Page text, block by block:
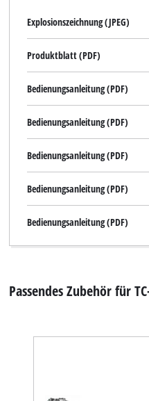
Explosionszeichnung (JPEG)
Produktblatt (PDF)
Bedienungsanleitung (PDF)
Bedienungsanleitung (PDF)
Bedienungsanleitung (PDF)
Bedienungsanleitung (PDF)
Bedienungsanleitung (PDF)
Passendes Zubehör für